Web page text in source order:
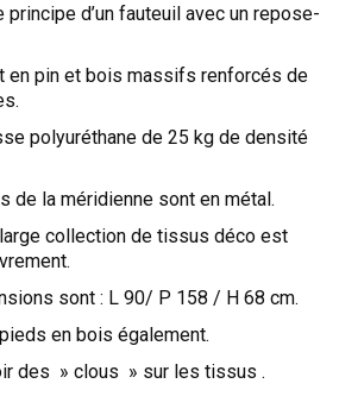
MESURE
principe d’un fauteuil avec un repose-
en pin et bois massifs renforcés de
polyuréthane de 25 kg de densité
de la méridienne sont en métal.
collection de tissus déco est
sont : L 90/ P 158 / H 68 cm.
pieds en bois également.
des » clous » sur les tissus .